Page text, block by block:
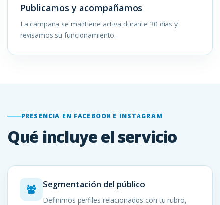
Publicamos y acompañamos
La campaña se mantiene activa durante 30 días y
revisamos su funcionamiento.
PRESENCIA EN FACEBOOK E INSTAGRAM
Qué incluye el servicio
Segmentación del público
Definimos perfiles relacionados con tu rubro,